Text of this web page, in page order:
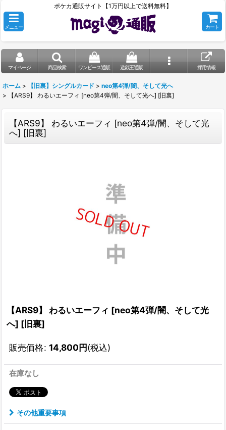
ポケカ通販サイト【1万円以上で送料無料】
メニュー カート
マイページ 商品検索 ワンピース通販 遊戯王通販 採用情報
ホーム > 【旧裏】シングルカード > neo第4弾/闇、そして光へ
>
【ARS9】 わるいエーフィ [neo第4弾/闇、そして光へ] [旧裏]
【ARS9】 わるいエーフィ [neo第4弾/闇、そして光
へ] [旧裏]
【ARS9】 わるいエーフィ [neo第4弾/闇、そして光
へ] [旧裏]
販売価格: 14,800円(税込)
在庫なし
その他重要事項